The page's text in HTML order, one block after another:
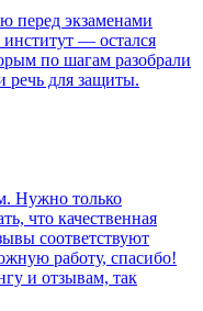
перед экзаменами
— остался
по шагам разобрали
речь для защиты.
Нужно только
что качественная
соответствуют
работу, спасибо!
и отзывам, так